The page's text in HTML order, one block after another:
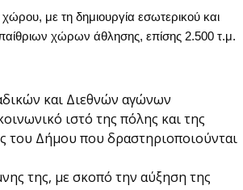
με τη δημιουργία εσωτερικού και
χώρων άθλησης, επίσης 2.500 τ.μ.
και Διεθνών αγώνων
ιστό της πόλης και της
του Δήμου που δραστηριοποιούνται
της, με σκοπό την αύξηση της